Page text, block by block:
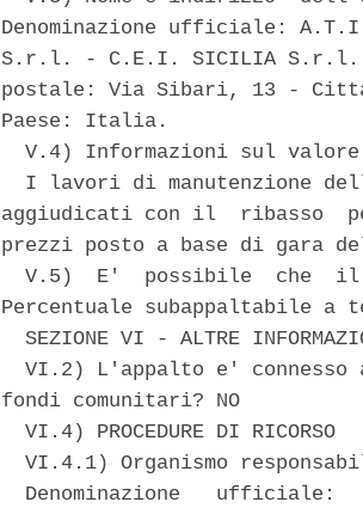
Denominazione ufficiale:
S.r.l. - C.E.I. SICILIA S.r.l.
postale: Via Sibari, 13 -
Paese: Italia.
V.4) Informazioni sul
I lavori di manutenzione
aggiudicati con il  ribasso
prezzi posto a base di gara
V.5)  E'  possibile  che
Percentuale subappaltabile
SEZIONE VI - ALTRE
VI.2) L'appalto e' connesso
fondi comunitari? NO
  VI.4) PROCEDURE DI RICORSO
VI.4.1) Organismo
Denominazione   ufficiale: